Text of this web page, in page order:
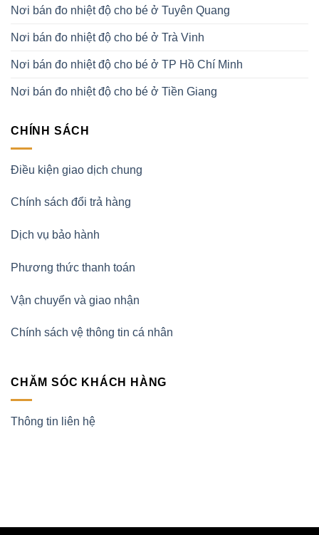
Nơi bán đo nhiệt độ cho bé ở Tuyên Quang
Nơi bán đo nhiệt độ cho bé ở Trà Vinh
Nơi bán đo nhiệt độ cho bé ở TP Hồ Chí Minh
Nơi bán đo nhiệt độ cho bé ở Tiền Giang
CHÍNH SÁCH
Điều kiện giao dịch chung
Chính sách đổi trả hàng
Dịch vụ bảo hành
Phương thức thanh toán
Vận chuyển và giao nhận
Chính sách vệ thông tin cá nhân
CHĂM SÓC KHÁCH HÀNG
Thông tin liên hệ